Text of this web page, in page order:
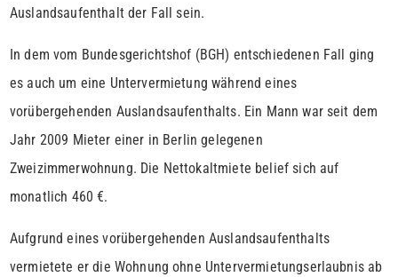
Auslandsaufenthalt der Fall sein.
In dem vom Bundesgerichtshof (BGH) entschiedenen Fall ging
es auch um eine Untervermietung während eines
vorübergehenden Auslandsaufenthalts. Ein Mann war seit dem
Jahr 2009 Mieter einer in Berlin gelegenen
Zweizimmerwohnung. Die Nettokaltmiete belief sich auf
monatlich 460 €.
Aufgrund eines vorübergehenden Auslandsaufenthalts
vermietete er die Wohnung ohne Untervermietungserlaubnis ab